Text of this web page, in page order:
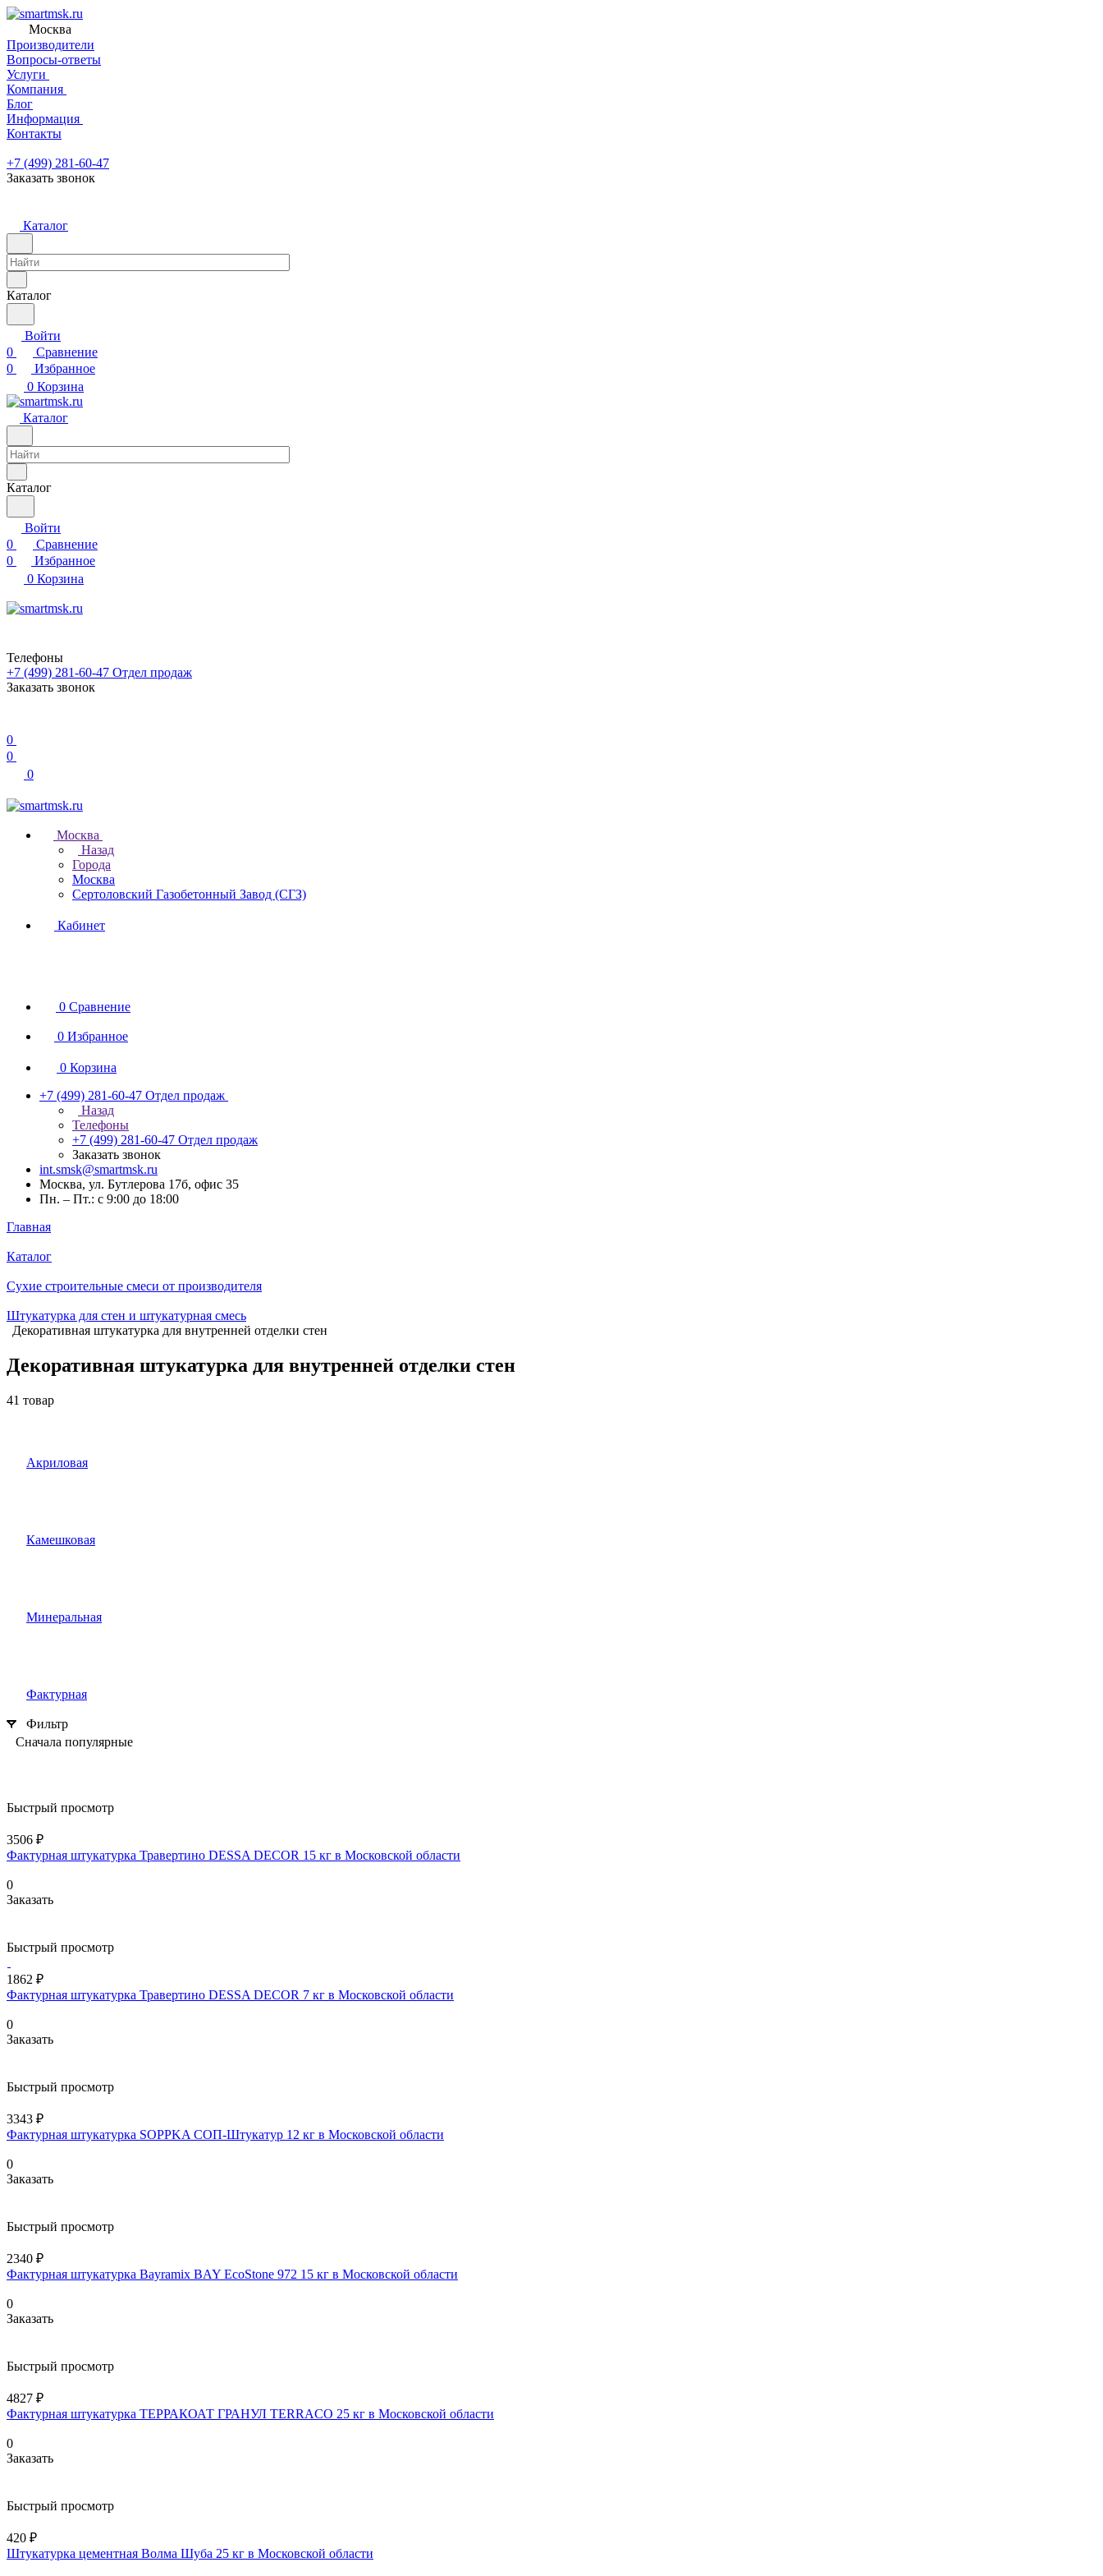
Москва
Производители
Вопросы-ответы
Услуги
Компания
Блог
Информация
Контакты
+7 (499) 281-60-47
Заказать звонок
Каталог
Каталог
Войти
0
Сравнение
0
Избранное
0 Корзина
Каталог
Каталог
Войти
0
Сравнение
0
Избранное
0 Корзина
Телефоны
+7 (499) 281-60-47 Отдел продаж
Заказать звонок
0
0
0
Москва
Назад
Города
Москва
Сертоловский Газобетонный Завод (СГЗ)
Кабинет
0 Сравнение
0 Избранное
0 Корзина
+7 (499) 281-60-47 Отдел продаж
Назад
Телефоны
+7 (499) 281-60-47 Отдел продаж
Заказать звонок
int.smsk@smartmsk.ru
Москва, ул. Бутлерова 17б, офис 35
Пн. – Пт.: с 9:00 до 18:00
Главная
Каталог
Сухие строительные смеси от производителя
Штукатурка для стен и штукатурная смесь
Декоративная штукатурка для внутренней отделки стен
Декоративная штукатурка для внутренней отделки стен
41 товар
Акриловая
Камешковая
Минеральная
Фактурная
Фильтр
Сначала популярные
Быстрый просмотр
3506 ₽
Фактурная штукатурка Травертино DESSA DECOR 15 кг в Московской области
0
Заказать
Быстрый просмотр
1862 ₽
Фактурная штукатурка Травертино DESSA DECOR 7 кг в Московской области
0
Заказать
Быстрый просмотр
3343 ₽
Фактурная штукатурка SOPPKA СОП-Штукатур 12 кг в Московской области
0
Заказать
Быстрый просмотр
2340 ₽
Фактурная штукатурка Bayramix BAY EcoStone 972 15 кг в Московской области
0
Заказать
Быстрый просмотр
4827 ₽
Фактурная штукатурка ТЕРРАКОАТ ГРАНУЛ TERRACO 25 кг в Московской области
0
Заказать
Быстрый просмотр
420 ₽
Штукатурка цементная Волма Шуба 25 кг в Московской области